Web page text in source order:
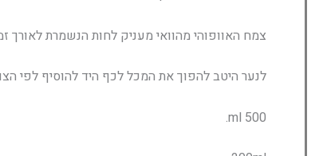
צמח האוופוהי מהוואי מעניק לחות הנשמרת לאורך
לנער היטב להפוך את המכל לכף היד להוסיף לפי
500 ml.